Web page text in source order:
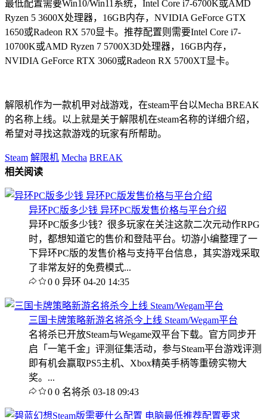
最低配置需要Win10/Win11系统，Intel Core i7-6700K或AMD
Ryzen 5 3600X处理器，16GB内存，NVIDIA GeForce GTX
1650或Radeon RX 570显卡。推荐配置则需要Intel Core i7-
10700K或AMD Ryzen 7 5700X3D处理器，16GB内存，
NVIDIA GeForce RTX 3060或Radeon RX 5700XT显卡。
解限机作为一款机甲对战游戏，在steam平台以Mecha BREAK
的名称上线。以上就是关于解限机在steam名称的详细介绍，
希望对寻找这款游戏的玩家有所帮助。
Steam 解限机 Mecha BREAK
相关阅读
异环PC版多少钱 异环PC版发售价格与平台介绍
异环PC版多少钱？很多玩家在关注这款二次元动作RPG
时，都想知道它的售价和登陆平台。切游小编整理了一
下异环PC版的发售价格与支持平台信息，其实游戏采取
了非常友好的免费模式...
0 0 异环 04-20 14:35
三国卡牌策略新游名将杀今上线 Steam/Wegam平台
名将杀已开放Steam与Wegame双平台下载。官方同步开
启「一笔千金」评测征集活动，参与Steam平台游戏评测
即有机会赢取PS5主机、Xbox精英手柄等重磅实物大
奖。...
0 0 名将杀 03-18 09:43